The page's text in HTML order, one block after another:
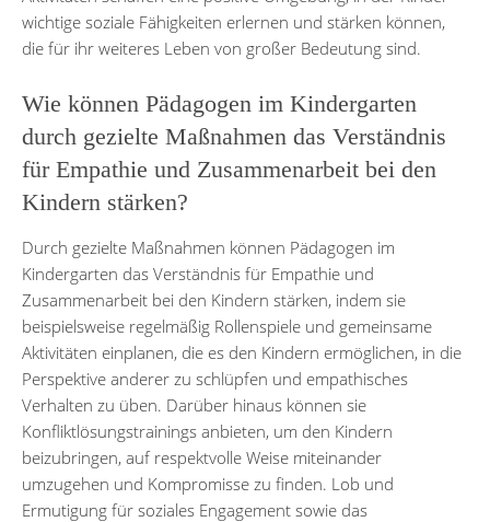
wichtige soziale Fähigkeiten erlernen und stärken können,
die für ihr weiteres Leben von großer Bedeutung sind.
Wie können Pädagogen im Kindergarten
durch gezielte Maßnahmen das Verständnis
für Empathie und Zusammenarbeit bei den
Kindern stärken?
Durch gezielte Maßnahmen können Pädagogen im
Kindergarten das Verständnis für Empathie und
Zusammenarbeit bei den Kindern stärken, indem sie
beispielsweise regelmäßig Rollenspiele und gemeinsame
Aktivitäten einplanen, die es den Kindern ermöglichen, in die
Perspektive anderer zu schlüpfen und empathisches
Verhalten zu üben. Darüber hinaus können sie
Konfliktlösungstrainings anbieten, um den Kindern
beizubringen, auf respektvolle Weise miteinander
umzugehen und Kompromisse zu finden. Lob und
Ermutigung für soziales Engagement sowie das